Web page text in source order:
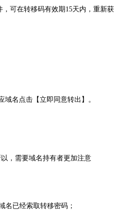
可在转移码有效期15天内，重新获
名点击【立即同意转出】。
，需要域名持有者更加注意
名已经索取转移密码；